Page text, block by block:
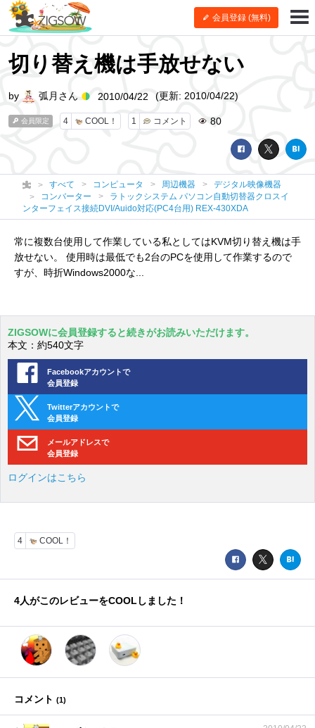
会員登録 (無料)
切り替え機は手放せない
会員限定 4 COOL！ 1 コメント 80
by 弧月さん 2010/04/22 (更新: 2010/04/22)
すべて コンピュータ 周辺機器
デジタル映像機器
コンバーター
ラトックシステム パソコン自動切替器クロスイ
ンターフェイス接続DVI/Auido対応(PC4台用) REX-430XDA
常に複数台使用して作業している私としてはKVM切り替え機は手
放せない。 使用時は最低でも2台のPCを使用して作業するので
すが、時折Windows2000な...
ZIGSOWに会員登録すると続きがお読みいただけます。
本文：約540文字
Facebookアカウントで
会員登録
Twitterアカウントで
会員登録
メールアドレスで
会員登録
ログインはこちら
4 COOL！
4人がこのレビューをCOOLしました！
コメント (1)